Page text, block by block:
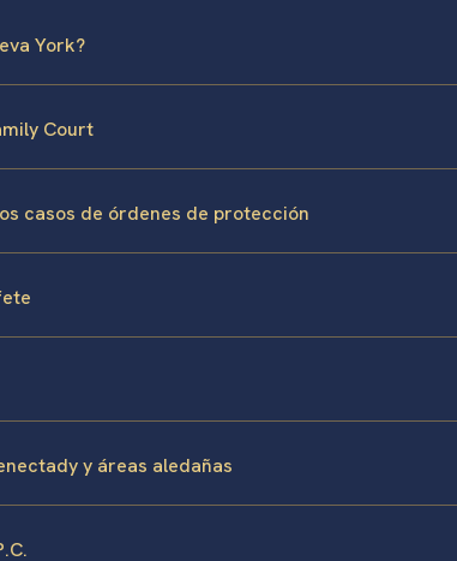
York?
Court
casos de órdenes de protección
y áreas aledañas